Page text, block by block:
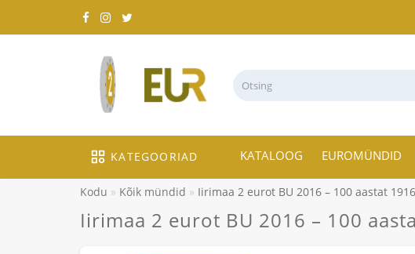
KATEGOORIAD KATALOOG EUROMÜNDID
Kodu Kõik mündid Iirimaa 2 eurot BU 2016 – 100 aastat
Iirimaa 2 eurot BU 2016 – 100